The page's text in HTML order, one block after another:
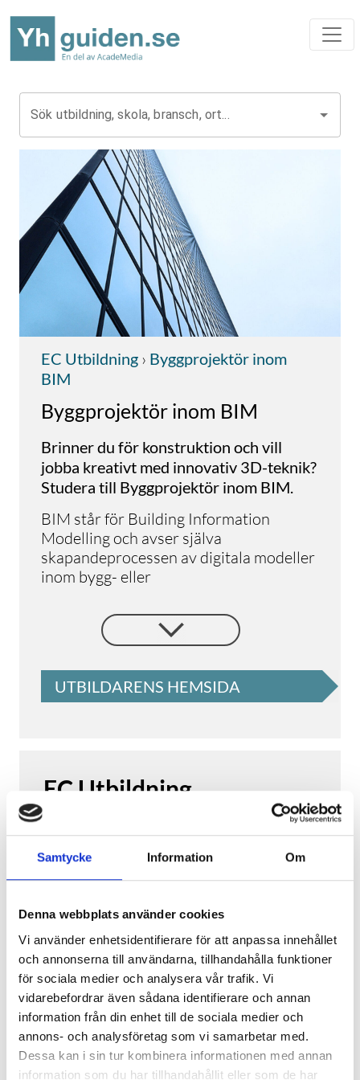
Samtycke Information Om
Denna webbplats använder cookies
Vi använder enhetsidentifierare för att anpassa innehållet
och annonserna till användarna, tillhandahålla funktioner
för sociala medier och analysera vår trafik. Vi
vidarebefordrar även sådana identifierare och annan
information från din enhet till de sociala medier och
annons- och analysföretag som vi samarbetar med.
Dessa kan i sin tur kombinera informationen med annan
information som du har tillhandahållit eller som de har
Sök utbildning, skola, bransch, ort...
EC Utbildning › Byggprojektör inom
BIM
Byggprojektör inom BIM
Brinner du för konstruktion och vill
jobba kreativt med innovativ 3D-teknik?
Studera till Byggprojektör inom BIM.
BIM står för Building Information
Modelling och avser själva
skapandeprocessen av digitala modeller
inom bygg- eller
högre grad traditionella ritningar och
handlingar och visas som en digital
anläggning. Där samlas och organiseras
all information för en byggnads livscykel
och mer kvalitativa processer, kortare
tid och lägre kostnader. Precis som så
revolution, vilket medför att BIM nu
snabbt börjar användas genom hela
byggnadens eller anläggningens
livscykel.
Utbildningen syftar till att du ska få de
kunskaper och kompetenser du behöver
för att kunna arbeta som en BIM
projektör med allt från 3D projektering
av markmodeller och tomtplanering, till
beräkning av schaktvolymer,
hållfasthetslära, samt bygg-fastighet och
UTBILDARENS HEMSIDA
EC Utbildning
400
Yrkeshögskolepoäng
400(ca.2.0år)
Stockholm
100
Studietakt
100%
Branscher
Bygg & fastighet
Teknik & tillverkning
Data & IT
Utbildningsstart